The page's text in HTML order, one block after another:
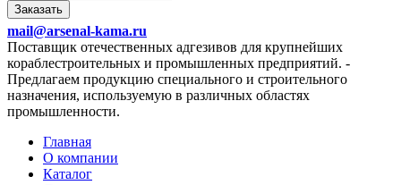
Заказать
mail@arsenal-kama.ru
Поставщик отечественных адгезивов для крупнейших
кораблестроительных и промышленных предприятий. -
Предлагаем продукцию специального и строительного
назначения, используемую в различных областях
промышленности.
Главная
О компании
Каталог